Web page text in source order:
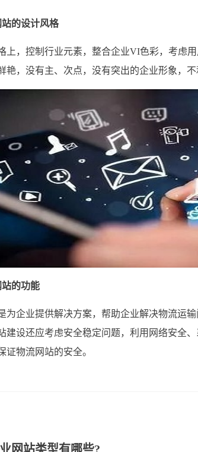
的设计风格
，控制行业元素，整合企业VI色彩，考虑用
艳，没有主、次点，没有突出的企业形象，不
的功能
企业提供解决方案，帮助企业解决物流运输
建设还应考虑安全稳定问题，利用网络安全
证物流网站的安全。
网站类型有哪些?